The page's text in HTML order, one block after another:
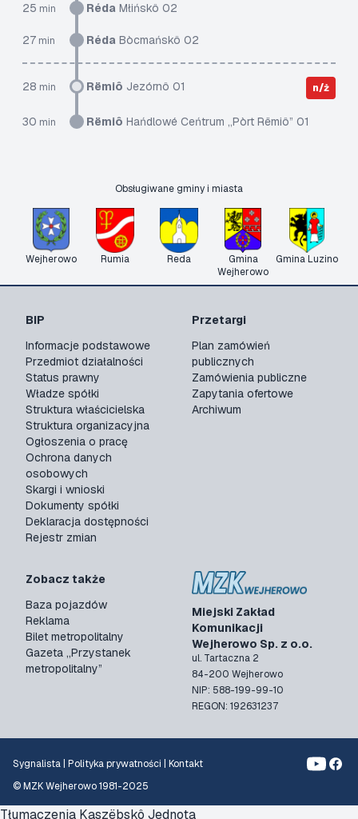
25 min Réda Młińskô 02
27 min Réda Bòcmańskô 02
28 min Rëmiô Jezórnô 01 n/ż
30 min Rëmiô Hańdlowé Ceńtrum „Pòrt Rëmiô” 01
Obsługiwane gminy i miasta
Wejherowo Rumia Reda
Gmina
Wejherowo
Gmina Luzino
Miejski Zakład
Komunikacji
Wejherowo Sp. z o.o.
ul. Tartaczna 2
84-200 Wejherowo
NIP: 588-199-99-10
REGON: 192631237
BIP
Informacje podstawowe
Przedmiot działalności
Status prawny
Władze spółki
Struktura właścicielska
Struktura organizacyjna
Ogłoszenia o pracę
Ochrona danych
osobowych
Skargi i wnioski
Dokumenty spółki
Deklaracja dostępności
Rejestr zmian
Przetargi
Plan zamówień
publicznych
Zamówienia publiczne
Zapytania ofertowe
Archiwum
Zobacz także
Baza pojazdów
Reklama
Bilet metropolitalny
Gazeta „Przystanek
metropolitalny”
Sygnalista Polityka prywatności
Kontakt
© MZK Wejherowo 1981-2025
Tłumaczenia Kaszëbskô Jednota